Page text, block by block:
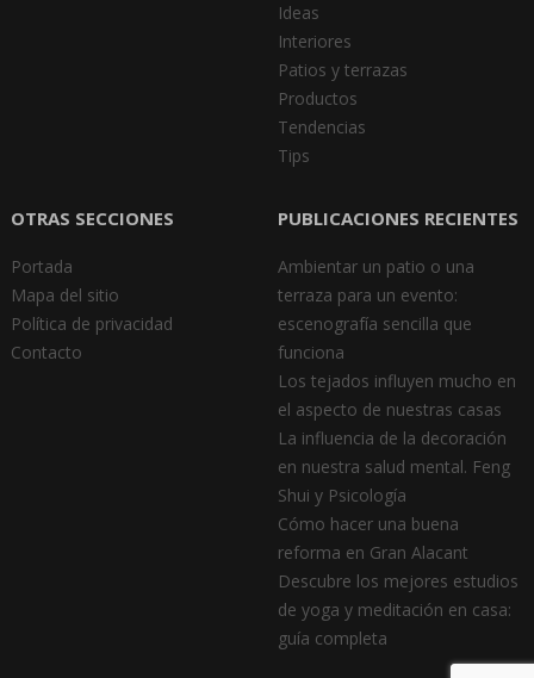
Ideas
Interiores
Patios y terrazas
Productos
Tendencias
Tips
OTRAS SECCIONES
Portada
Mapa del sitio
Política de privacidad
Contacto
PUBLICACIONES RECIENTES
Ambientar un patio o una
terraza para un evento:
escenografía sencilla que
funciona
Los tejados influyen mucho en
el aspecto de nuestras casas
La influencia de la decoración
en nuestra salud mental. Feng
Shui y Psicología
Cómo hacer una buena
reforma en Gran Alacant
Descubre los mejores estudios
de yoga y meditación en casa:
guía completa